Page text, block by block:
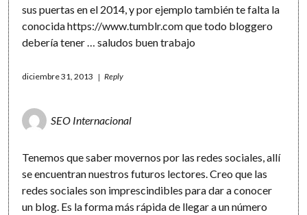
sus puertas en el 2014, y por ejemplo también te falta la
conocidahttps://www.tumblr.comque todo bloggero
debería tener … saludos buen trabajo
diciembre 31, 2013 Reply
SEO Internacional
Tenemos que saber movernos por las redes sociales, allí
se encuentran nuestros futuros lectores. Creo que las
redes sociales son imprescindibles para dar a conocer
un blog. Es la forma más rápida de llegar a un número